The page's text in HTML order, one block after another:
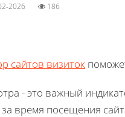
02-2026 186
сайтов визиток
- это важный
время посещения